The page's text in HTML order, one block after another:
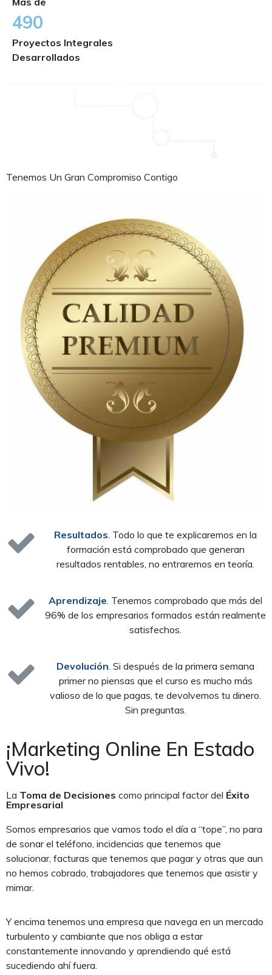
490
Proyectos Integrales
Desarrollados
Tenemos Un Gran Compromiso Contigo
Resultados . Todo lo que te explicaremos en la
formación está comprobado que generan
resultados rentables, no entraremos en teoría.
Aprendizaje . Tenemos comprobado que más del
96% de los empresarios formados están realmente
satisfechos.
Devolución . Si después de la primera semana
primer no piensas que el curso es mucho más
valioso de lo que pagas, te devolvemos tu dinero.
Sin preguntas.
¡Marketing Online En Estado
Vivo!
La Toma de Decisiones como principal factor del Éxito
Empresarial
Somos empresarios que vamos todo el día a “tope”, no para
de sonar el teléfono, incidencias que tenemos que
solucionar, facturas que tenemos que pagar y otras que aun
no hemos cobrado, trabajadores que tenemos que asistir y
mimar.
Y encima tenemos una empresa que navega en un mercado
turbulento y cambiante que nos obliga a estar
constantemente innovando y aprendiendo qué está
sucediendo ahí fuera.